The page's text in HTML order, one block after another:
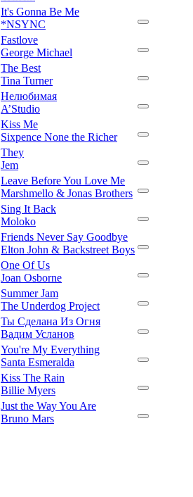
It's Gonna Be Me
*NSYNC
Fastlove
George Michael
The Best
Tina Turner
Нелюбимая
A’Studio
Kiss Me
Sixpence None the Richer
They
Jem
Leave Before You Love Me
Marshmello & Jonas Brothers
Sing It Back
Moloko
Friends Never Say Goodbye
Elton John & Backstreet Boys
One Of Us
Joan Osborne
Summer Jam
The Underdog Project
Ты Сделана Из Огня
Вадим Усланов
You're My Everything
Santa Esmeralda
Kiss The Rain
Billie Myers
Just the Way You Are
Bruno Mars